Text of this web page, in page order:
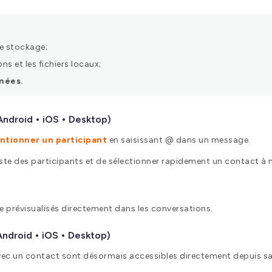
stockage;
et les fichiers locaux;
• iOS • Desktop)
un participant en saisissant @ dans un message.
des participants et de sélectionner rapidement un contact à
prévisualisés directement dans les conversations.
• iOS • Desktop)
un contact sont désormais accessibles directement depuis